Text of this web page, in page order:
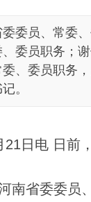
委员、常委
委员职务；
、委员职务
。
日电 日前
省委委员、